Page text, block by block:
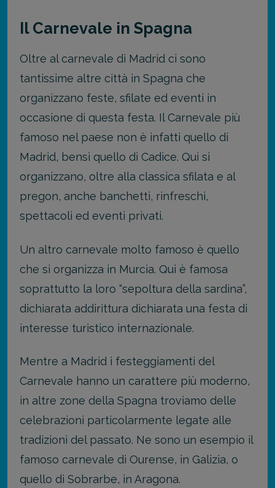
Il Carnevale in Spagna
Oltre al carnevale di Madrid ci sono
tantissime altre città in Spagna che
organizzano feste, sfilate ed eventi in
occasione di questa festa. Il Carnevale più
famoso nel paese non è infatti quello di
Madrid, bensì quello di Cadice. Qui si
organizzano, oltre alla classica sfilata e al
pregon, anche banchetti, rinfreschi,
spettacoli ed eventi privati.
Un altro carnevale molto famoso è quello
che si organizza in Murcia. Qui è famosa
soprattutto la loro “sepoltura della sardina”,
dichiarata addirittura dichiarata una festa di
interesse turistico internazionale.
Mentre a Madrid i festeggiamenti del
Carnevale hanno un carattere più moderno,
in altre zone della Spagna troviamo delle
celebrazioni particolarmente legate alle
tradizioni del passato. Ne sono un esempio il
famoso carnevale di Ourense, in Galizia, o
quello di Sobrarbe, in Aragona.